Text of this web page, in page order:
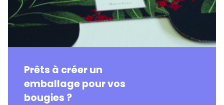
Prêts à créer un
emballage pour vos
bougies ?